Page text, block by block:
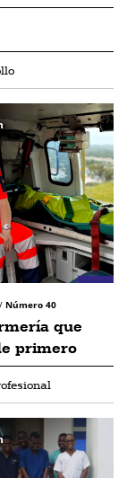
/ Número 40
que
primero